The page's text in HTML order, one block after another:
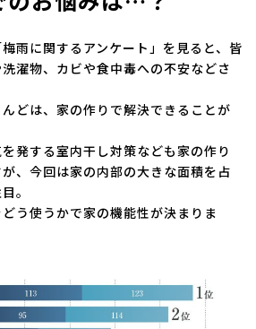
雨に関するアンケート」を見ると、皆
濯物、カビや食中毒への不安などさ
どは、家の作りで解決できることが
発する室内干し対策なども家の作り
、今回は家の内部の大きな面積を占
。
う使うかで家の機能性が決まりま